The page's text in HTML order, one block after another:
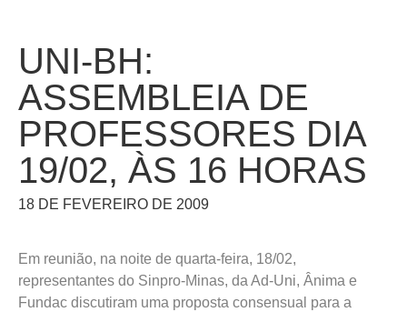
UNI-BH:
ASSEMBLEIA DE
PROFESSORES DIA
19/02, ÀS 16 HORAS
18 DE FEVEREIRO DE 2009
Em reunião, na noite de quarta-feira, 18/02,
representantes do Sinpro-Minas, da Ad-Uni, Ânima e
Fundac discutiram uma proposta consensual para a